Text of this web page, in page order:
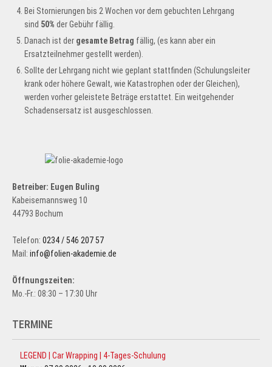
Bei Stornierungen bis 2 Wochen vor dem gebuchten Lehrgang
sind 50% der Gebühr fällig.
Danach ist der gesamte Betrag fällig, (es kann aber ein
Ersatzteilnehmer gestellt werden).
Sollte der Lehrgang nicht wie geplant stattfinden (Schulungsleiter
krank oder höhere Gewalt, wie Katastrophen oder der Gleichen),
werden vorher geleistete Beträge erstattet. Ein weitgehender
Schadensersatz ist ausgeschlossen.
Betreiber: Eugen Buling
Kabeisemannsweg 10
44793 Bochum
Telefon: 0234 / 546 207 57
Mail: info@folien-akademie.de
Öffnungszeiten:
Mo.-Fr.: 08:30 – 17:30 Uhr
TERMINE
LEGEND | Car Wrapping | 4-Tages-Schulung